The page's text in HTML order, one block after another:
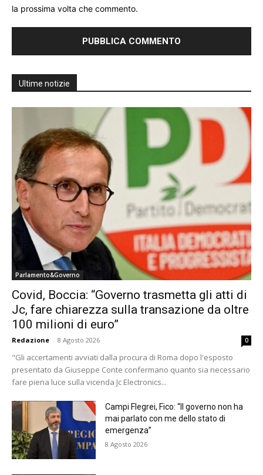
la prossima volta che commento.
Ultime notizie
Parlamento&Governo
Covid, Boccia: “Governo trasmetta gli atti di
Jc, fare chiarezza sulla transazione da oltre
100 milioni di euro”
Redazione - 8 Agosto 2026 0
"Gli accertamenti avviati dalla procura di Roma dopo l'esposto
presentato da Giuseppe Conte confermano quanto sia necessario
fare piena luce sulla vicenda Jc Electronics...
Campi Flegrei, Fico: “Il governo non ha
mai parlato con me dello stato di
emergenza”
8 Agosto 2026